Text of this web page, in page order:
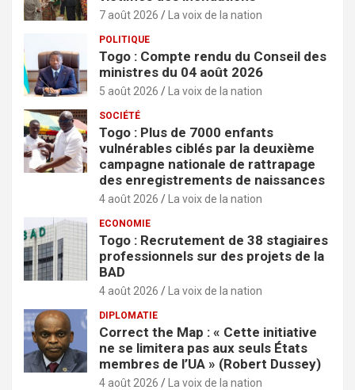
7 août 2026 La voix de la nation
POLITIQUE
Togo : Compte rendu du Conseil des
ministres du 04 août 2026
5 août 2026 La voix de la nation
SOCIÉTÉ
Togo : Plus de 7000 enfants
vulnérables ciblés par la deuxième
campagne nationale de rattrapage
des enregistrements de naissances
4 août 2026 La voix de la nation
ECONOMIE
Togo : Recrutement de 38 stagiaires
professionnels sur des projets de la
BAD
4 août 2026 La voix de la nation
DIPLOMATIE
Correct the Map : « Cette initiative
ne se limitera pas aux seuls États
membres de l’UA » (Robert Dussey)
4 août 2026 La voix de la nation